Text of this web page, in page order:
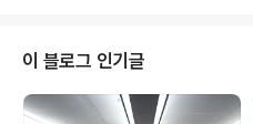
태극 3장 : 팔괘의 이(離)를 의미하며, 이는
불은 뜨겁고 밝음을 지닌다. 태권도 품새
은 정의심과 수련 의욕이 생겨나는 과정이
이 블로그 인기글